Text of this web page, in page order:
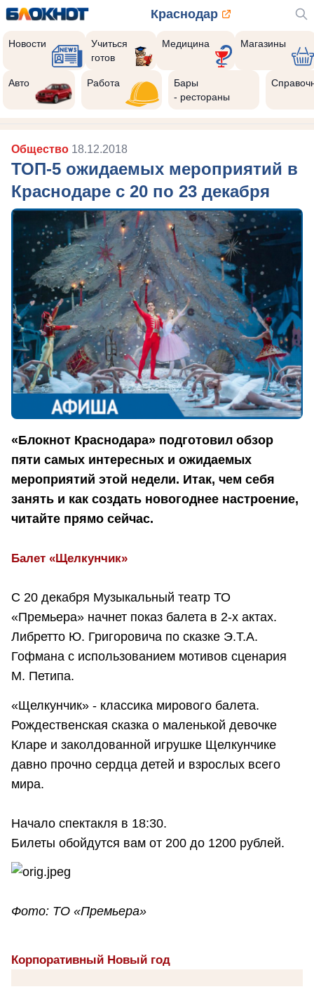
Краснодар
Новости
Учиться
готов
Медицина Магазины
Авто Работа
Бары
- рестораны
Общество 18.12.2018
ТОП-5 ожидаемых мероприятий в
Краснодаре с 20 по 23 декабря
«Блокнот Краснодара» подготовил обзор
пяти самых интересных и ожидаемых
мероприятий этой недели. Итак, чем себя
занять и как создать новогоднее настроение,
читайте прямо сейчас.
Балет «Щелкунчик»
С 20 декабря Музыкальный театр ТО
«Премьера» начнет показ балета в 2-х актах.
Либретто Ю. Григоровича по сказке Э.Т.А.
Гофмана с использованием мотивов сценария
М. Петипа.
«Щелкунчик» - классика мирового балета.
Рождественская сказка о маленькой девочке
Кларе и заколдованной игрушке Щелкунчике
давно прочно сердца детей и взрослых всего
мира.
Начало спектакля в 18:30.
Билеты обойдутся вам от 200 до 1200 рублей.
Фото: ТО «Премьера»
Корпоративный Новый год